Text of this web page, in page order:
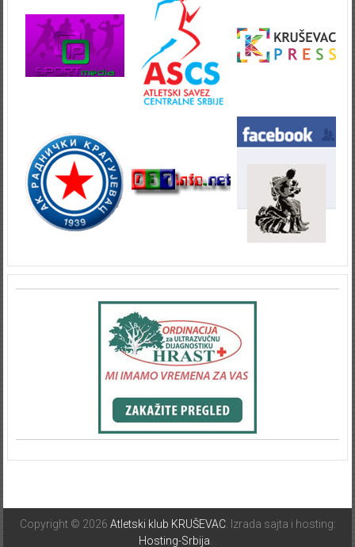
Copyright © 2026 Atletski klub KRUŠEVAC. Izrada sajta i hosting:
Hosting-Srbija. .